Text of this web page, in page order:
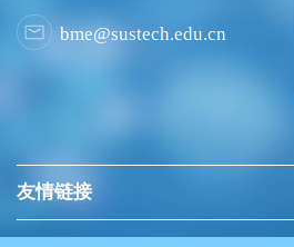
bme@sustech.edu.cn
友情链接